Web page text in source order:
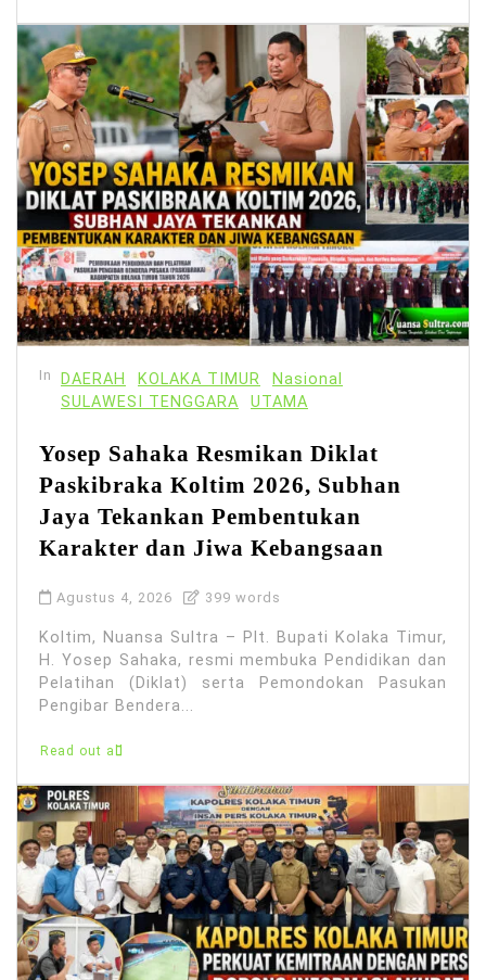
In DAERAH KOLAKA TIMUR
Nasional
SULAWESI TENGGARA
UTAMA
Yosep Sahaka Resmikan Diklat
Paskibraka Koltim 2026, Subhan
Jaya Tekankan Pembentukan
Karakter dan Jiwa Kebangsaan
Agustus 4, 2026 399 words
Koltim, Nuansa Sultra – Plt. Bupati Kolaka Timur,
H. Yosep Sahaka, resmi membuka Pendidikan dan
Pelatihan (Diklat) serta Pemondokan Pasukan
Pengibar Bendera...
Read out all